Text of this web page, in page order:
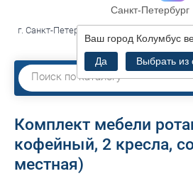
Санкт-Петербург
Ваш город Колумбус
Да
Выбрать из
г. Санкт-Петербург, ул. Савушкина д.119
секция В16
Комплект мебели
кофейный, 2 кресла,
местная)